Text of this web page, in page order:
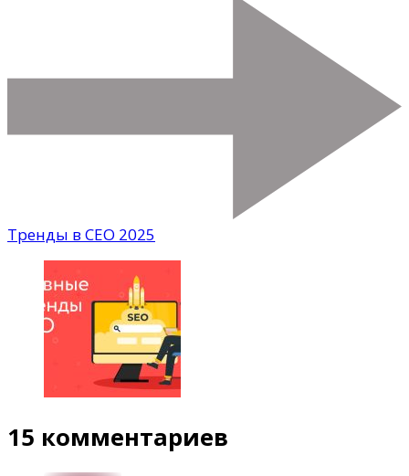
Тренды в СЕО 2025
15 комментариев